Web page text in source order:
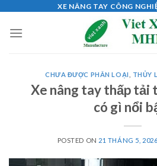
content
XE NÂNG TAY CÔNG
CHƯA ĐƯỢC PHÂN LOẠI THỦY
Xe nâng tay thấp tải
có gì nổi
POSTED ON 21 THÁNG 5, 2026